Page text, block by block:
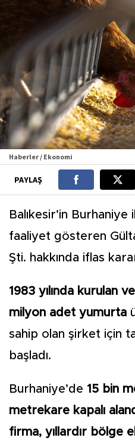
Haberler / Ekonomi
PAYLAŞ
Balıkesir’in Burhaniye
faaliyet gösteren
Şti. hakkında iflas
1983 yılında kurulan
milyon adet yumurta
sahip olan şirket için
başladı.
Burhaniye’de 15 bin
metrekare kapalı
firma, yıllardır bölge